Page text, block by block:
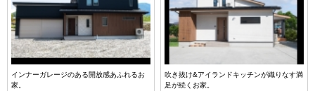
インナーガレージのある開放感あふれるお
家。
吹き抜け&アイランドキッチンが織りなす満
足が続くお家。